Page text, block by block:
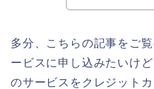
多分、こちらの記事をご
ービスに申し込みたいけ
のサービスをクレジット